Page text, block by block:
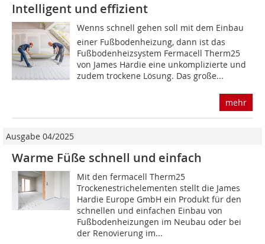
Intelligent und effizient
Wenns schnell gehen soll mit dem Einbau
einer Fußbodenheizung, dann ist das
Fußbodenheizsystem Fermacell Therm25
von James Hardie eine unkomplizierte und
zudem trockene Lösung. Das große...
mehr
Ausgabe 04/2025
Warme Füße schnell und einfach
Mit den fermacell Therm25
Trockenestrichelementen stellt die James
Hardie Europe GmbH ein Produkt für den
schnellen und einfachen Einbau von
Fußbodenheizungen im Neubau oder bei
der Renovierung im...